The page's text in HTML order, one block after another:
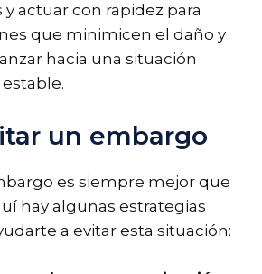
actuar con rapidez para
que minimicen el daño y
hacia una situación
un embargo
es siempre mejor que
hay algunas estrategias
a evitar esta situación: